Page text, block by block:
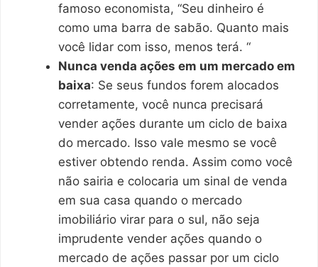
famoso economista, “Seu dinheiro é
como uma barra de sabão. Quanto mais
você lidar com isso, menos terá. “
Nunca venda ações em um mercado em
baixa: Se seus fundos forem alocados
corretamente, você nunca precisará
vender ações durante um ciclo de baixa
do mercado. Isso vale mesmo se você
estiver obtendo renda. Assim como você
não sairia e colocaria um sinal de venda
em sua casa quando o mercado
imobiliário virar para o sul, não seja
imprudente vender ações quando o
mercado de ações passar por um ciclo